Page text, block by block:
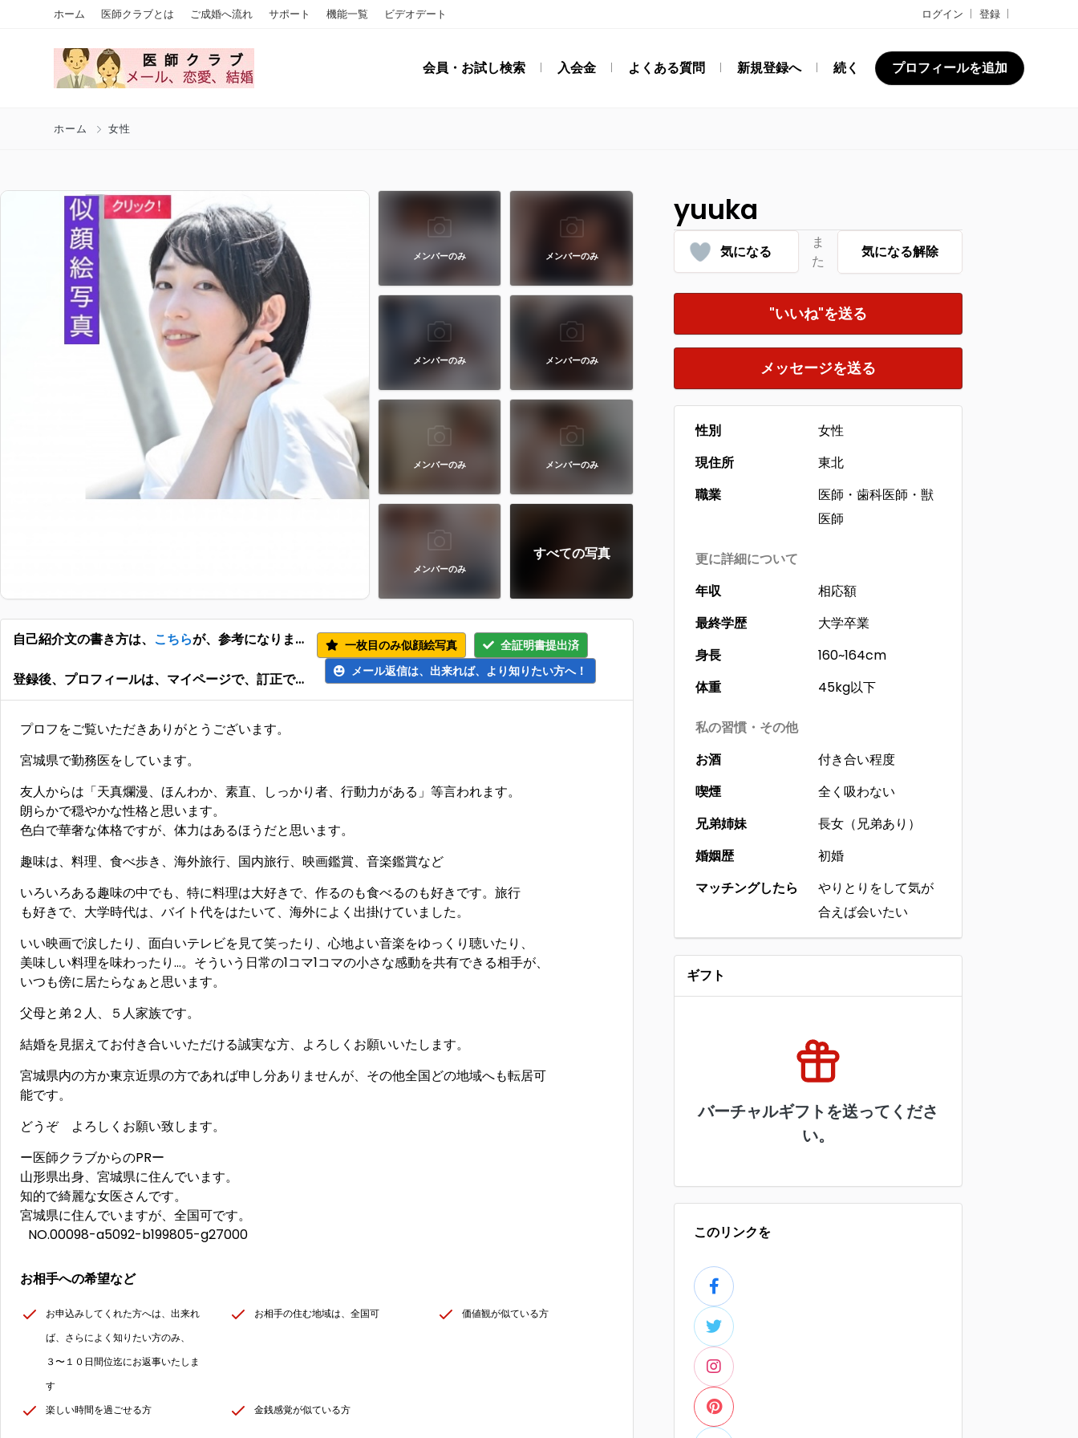
ホーム 医師クラブとは ご成婚へ流れ サポート 機能一覧 ビデオデート ログイン 登録
会員・お試し検索 入会金 よくある質問 新規登録へ 続く プロフィールを追加
ホーム 女性
メンバーのみ メンバーのみ
メンバーのみ メンバーのみ
メンバーのみ メンバーのみ
メンバーのみ
すべての写真
自己紹介文の書き方は、 こちらが、参考になります。
登録後、プロフィールは、マイページで、訂正できます。
一枚目のみ似顔絵写真
全証明書提出済
メール返信は、出来れば、より知りたい方へ！
プロフをご覧いただきありがとうございます。
宮城県で勤務医をしています。
友人からは「天真爛漫、ほんわか、素直、しっかり者、行動力がある」等言われます。
朗らかで穏やかな性格と思います。
色白で華奢な体格ですが、体力はあるほうだと思います。
趣味は、料理、食べ歩き、海外旅行、国内旅行、映画鑑賞、音楽鑑賞など
いろいろある趣味の中でも、特に料理は大好きで、作るのも食べるのも好きです。旅行
も好きで、大学時代は、バイト代をはたいて、海外によく出掛けていました。
いい映画で涙したり、面白いテレビを見て笑ったり、心地よい音楽をゆっくり聴いたり、
美味しい料理を味わったり…。そういう日常の1コマ1コマの小さな感動を共有できる相手が、
いつも傍に居たらなぁと思います。
父母と弟２人、５人家族です。
結婚を見据えてお付き合いいただける誠実な方、よろしくお願いいたします。
宮城県内の方か東京近県の方であれば申し分ありませんが、その他全国どの地域へも転居可
能です。
どうぞ よろしくお願い致します。
ー医師クラブからのPRー
山形県出身、宮城県に住んでいます。
知的で綺麗な女医さんです。
宮城県に住んでいますが、全国可です。
NO.00098-a5092-b199805-g27000
お相手への希望など
お申込みしてくれた方へは、出来れ
ば、さらによく知りたい方のみ、
３〜１０日間位迄にお返事いたしま
す
お相手の住む地域は、全国可 価値観が似ている方
楽しい時間を過ごせる方 金銭感覚が似ている方
yuuka
気になる
ま
た
気になる解除
"いいね"を送る
メッセージを送る
性別
女性
現住所
東北
職業
医師・歯科医師・獣
医師
更に詳細について
年収
相応額
最終学歴
大学卒業
身長
160~164cm
体重
45kg以下
私の習慣・その他
お酒
付き合い程度
喫煙
全く吸わない
兄弟姉妹
長女（兄弟あり）
婚姻歴
初婚
マッチングしたら
やりとりをして気が
合えば会いたい
ギフト
バーチャルギフトを送ってくださ
い。
このリンクを